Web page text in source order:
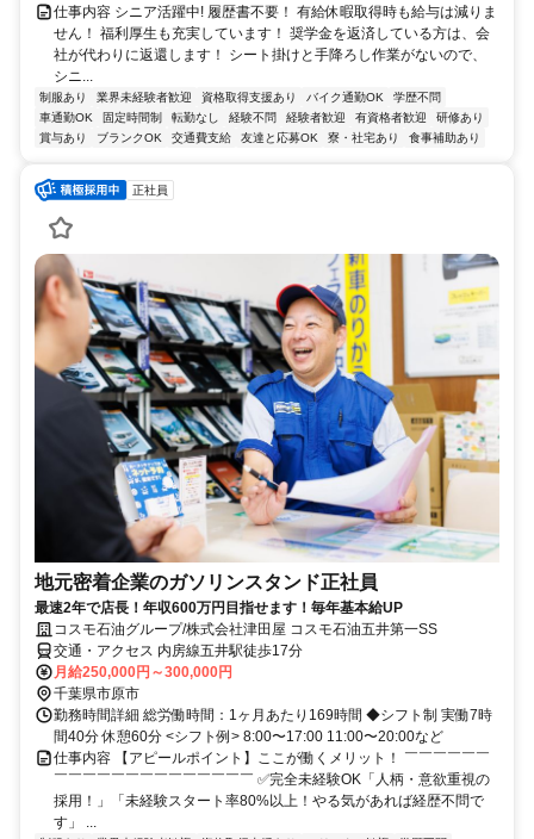
仕事内容 シニア活躍中! 履歴書不要！ 有給休暇取得時も給与は減りま
せん！ 福利厚生も充実しています！ 奨学金を返済している方は、会
社が代わりに返還します！ シート掛けと手降ろし作業がないので、
シニ...
制服あり 業界未経験者歓迎 資格取得支援あり バイク通勤OK
学歴不問
車通勤OK
固定時間制 転勤なし 経験不問 経験者歓迎 有資格者歓迎
研修あり
賞与あり
ブランクOK 交通費支給 友達と応募OK 寮・社宅あり 食事補助あり
正社員
地元密着企業のガソリンスタンド正社員
最速2年で店長！年収600万円目指せます！毎年基本給UP
コスモ石油グループ/株式会社津田屋 コスモ石油五井第一SS
交通・アクセス 内房線五井駅徒歩17分
月給250,000円～300,000円
千葉県市原市
勤務時間詳細 総労働時間：1ヶ月あたり169時間 ◆シフト制 実働7時
間40分 休憩60分 <シフト例> 8:00〜17:00 11:00〜20:00など
仕事内容 【アピールポイント】ここが働くメリット！ ￣￣￣￣￣￣
￣￣￣￣￣￣￣￣￣￣￣￣￣￣ ✅完全未経験OK「人柄・意欲重視の
採用！」「未経験スタート率80%以上！やる気があれば経歴不問で
す」 ...